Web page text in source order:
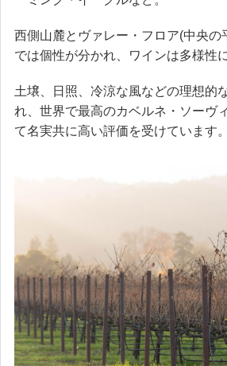
西側山麓とヴァレー・フロア(中央の
では個性が分かれ、ワインは多様性
土壌、日照、冷涼な風などの理想的
れ、世界で最高のカベルネ・ソーヴ
て名実共に高い評価を受けています。